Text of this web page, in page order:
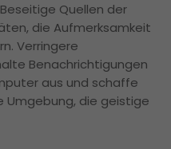
Beseitige Quellen der
die Aufmerksamkeit
Verringere
Benachrichtigungen
aus und schaffe
Umgebung, die geistige